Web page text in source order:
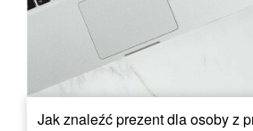
Jak znaleźć prezent dla osoby z